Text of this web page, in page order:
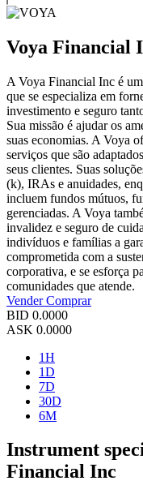
Voya Financial
A Voya Financial Inc é
que se especializa em
investimento e seguro
Sua missão é ajudar os
suas economias. A Voya
serviços que são
seus clientes. Suas
(k), IRAs e anuidades,
incluem fundos mútuos,
gerenciadas. A Voya
invalidez e seguro de
indivíduos e famílias a
comprometida com a
corporativa, e se esforça
comunidades que atende.
VenderComprar
BID 0.0000
ASK 0.0000
1H
1D
7D
30D
6M
Instrument
Financial Inc